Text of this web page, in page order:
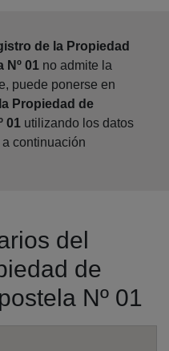
de la Propiedad
Nº 01 no admite la
puede ponerse en
Propiedad de
01 utilizando los datos
continuación
del
de
Nº 01